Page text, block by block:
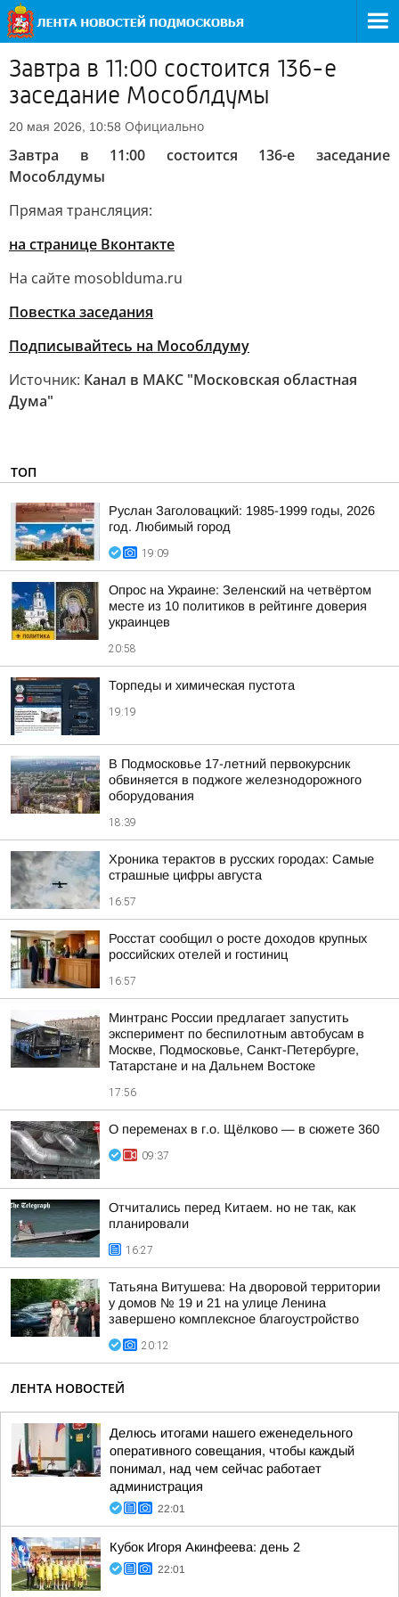
Завтра в 11:00 состоится 136-е
заседание Мособлдумы
20 мая 2026, 10:58 Официально
Завтра в 11:00 состоится 136-е заседание
Мособлдумы
Прямая трансляция:
на странице Вконтакте
На сайте mosoblduma.ru
Повестка заседания
Подписывайтесь на Мособлдуму
Источник: Канал в МАКС "Московская областная
Дума"
ТОП
Руслан Заголовацкий: 1985-1999 годы, 2026
год. Любимый город
19:09
Опрос на Украине: Зеленский на четвёртом
месте из 10 политиков в рейтинге доверия
украинцев
20:58
Торпеды и химическая пустота
19:19
В Подмосковье 17-летний первокурсник
обвиняется в поджоге железнодорожного
оборудования
18:39
Хроника терактов в русских городах: Самые
страшные цифры августа
16:57
Росстат сообщил о росте доходов крупных
российских отелей и гостиниц
16:57
Минтранс России предлагает запустить
эксперимент по беспилотным автобусам в
Москве, Подмосковье, Санкт-Петербурге,
Татарстане и на Дальнем Востоке
17:56
О переменах в г.о. Щёлково — в сюжете 360
09:37
Отчитались перед Китаем. но не так, как
планировали
16:27
Татьяна Витушева: На дворовой территории
у домов № 19 и 21 на улице Ленина
завершено комплексное благоустройство
20:12
ЛЕНТА НОВОСТЕЙ
Делюсь итогами нашего еженедельного
оперативного совещания, чтобы каждый
понимал, над чем сейчас работает
администрация
22:01
Кубок Игоря Акинфеева: день 2
22:01